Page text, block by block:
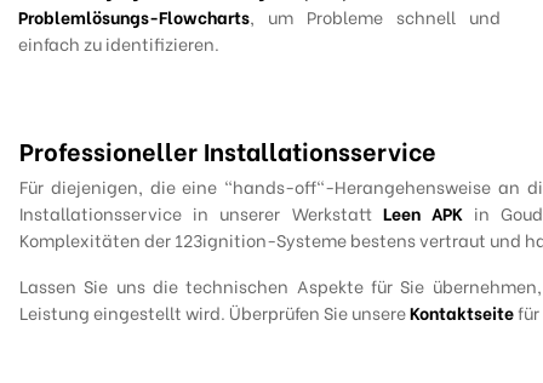
Problemlösungs-Flowcharts, um Probleme schnell und
einfach zu identifizieren.
Professioneller Installationsservice
Für diejenigen, die eine "hands-off"-Herangehensweise an
Installationsservice in unserer Werkstatt Leen APK in
Komplexitäten der 123ignition-Systeme bestens vertraut und
Lassen Sie uns die technischen Aspekte für Sie
Leistung eingestellt wird. Überprüfen Sie unsereKontaktseite